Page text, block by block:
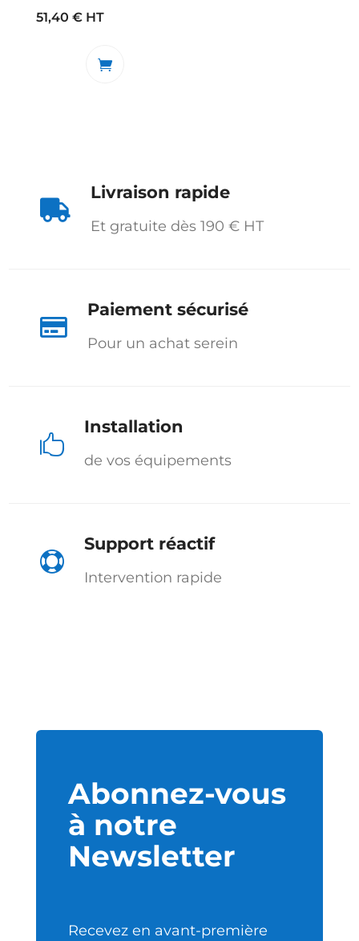
51,40 € HT

Livraison rapide
Et gratuite dès 190 € HT

Paiement sécurisé
Pour un achat serein

Installation
de vos équipements

Support réactif
Intervention rapide
Abonnez-vous
à notre
Newsletter
Recevez en avant-première